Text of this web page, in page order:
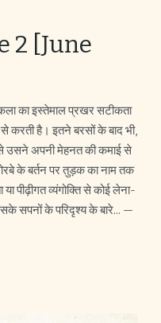
2 [June
का इस्तेमाल प्रखर सटीकता
है। इतने बरसों के बाद भी,
उसने अपनी मेहनत की कमाई से
के बर्तन पर तुड़क का नाम तक
पीढ़ीगत व्यंगोक्ति से कोई लेना-
सपनों के परिदृश्य के बारे... —